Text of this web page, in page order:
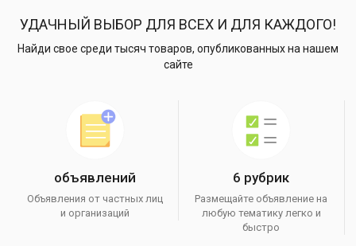
УДАЧНЫЙ ВЫБОР ДЛЯ ВСЕХ И ДЛЯ КАЖДОГО!
Найди свое среди тысяч товаров, опубликованных на нашем
сайте
объявлений
Объявления от частных лиц
и организаций
6 рубрик
Размещайте объявление на
любую тематику легко и
быстро